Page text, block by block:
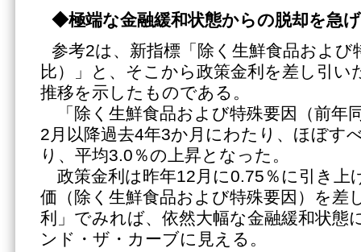
◆極端な金融緩和状態からの脱却を急げ
参考2は、新指標「除く生鮮食品および
比）」と、そこから政策金利を差し引い
推移を示したものである。
「除く生鮮食品および特殊要因（前年
2月以降過去4年3か月にわたり、ほぼす
り、平均3.0％の上昇となった。
政策金利は昨年12月に0.75％に引き上
価（除く生鮮食品および特殊要因）を差
利」でみれば、依然大幅な金融緩和状態
ンド・ザ・カーブに見える。